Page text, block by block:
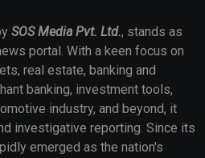
SOS Media Pvt. Ltd., stands as
portal. With a keen focus on
real estate, banking and
banking, investment tools,
industry, and beyond, it
investigative reporting. Since its
emerged as the nation's